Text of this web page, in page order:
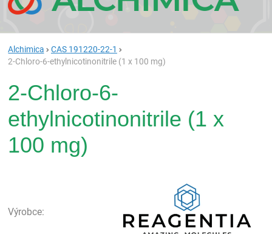
Alchimica
CAS 191220-22-1
2-Chloro-6-ethylnicotinonitrile (1 x 100 mg)
2-Chloro-6-
ethylnicotinonitrile (1 x
100 mg)
Výrobce: